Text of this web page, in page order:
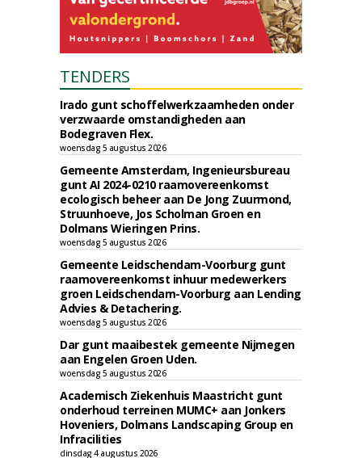
TENDERS
Irado gunt schoffelwerkzaamheden onder
verzwaarde omstandigheden aan
Bodegraven Flex.
woensdag 5 augustus 2026
Gemeente Amsterdam, Ingenieursbureau
gunt AI 2024-0210 raamovereenkomst
ecologisch beheer aan De Jong Zuurmond,
Struunhoeve, Jos Scholman Groen en
Dolmans Wieringen Prins.
woensdag 5 augustus 2026
Gemeente Leidschendam-Voorburg gunt
raamovereenkomst inhuur medewerkers
groen Leidschendam-Voorburg aan Lending
Advies & Detachering.
woensdag 5 augustus 2026
Dar gunt maaibestek gemeente Nijmegen
aan Engelen Groen Uden.
woensdag 5 augustus 2026
Academisch Ziekenhuis Maastricht gunt
onderhoud terreinen MUMC+ aan Jonkers
Hoveniers, Dolmans Landscaping Group en
Infracilities
dinsdag 4 augustus 2026